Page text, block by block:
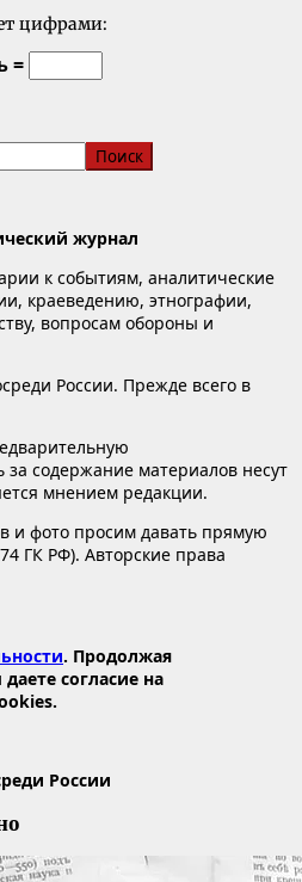
цифрами:
=
журнал
к событиям, аналитические
краеведению, этнографии,
вопросам обороны и
России. Прежде всего в
за содержание материалов несут
мнением редакции.
и фото просим давать прямую
ГК РФ). Авторские права
. Продолжая
согласие на
России